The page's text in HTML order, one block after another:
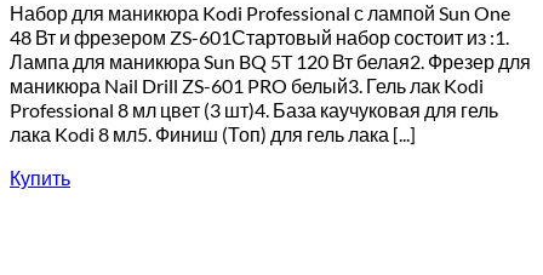
Набор для маникюра Kodi Professional с лампой Sun One
48 Вт и фрезером ZS-601Стартовый набор состоит из :1.
Лампа для маникюра Sun BQ 5T 120 Вт белая2. Фрезер для
маникюра Nail Drill ZS-601 PRO белый3. Гель лак Kodi
Professional 8 мл цвет (3 шт)4. База каучуковая для гель
лака Kodi 8 мл5. Финиш (Топ) для гель лака [...]
Купить